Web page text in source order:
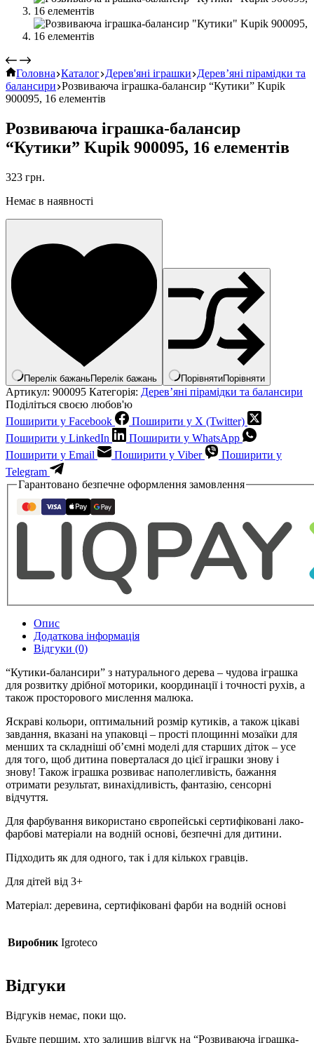
Головна Каталог Дерев'яні іграшки Дерев’яні пірамідки та
балансири Розвиваюча іграшка-балансир “Кутики” Kupik
900095, 16 елементів
Розвиваюча іграшка-балансир
“Кутики” Kupik 900095, 16 елементів
323 грн.
Немає в наявності
Перелік бажаньПерелік бажань ПорівнятиПорівняти
Артикул: 900095 Категорія: Дерев’яні пірамідки та балансири
Поділіться своєю любов'ю
Поширити у Facebook
Поширити у X (Twitter)
Поширити у LinkedIn
Поширити у WhatsApp
Поширити у Email
Поширити у Viber
Поширити у
Telegram
Гарантовано безпечне оформлення замовлення
Опис
Додаткова інформація
Відгуки (0)
“Кутики-балансири” з натурального дерева – чудова іграшка
для розвитку дрібної моторики, координації і точності рухів, а
також просторового мислення малюка.
Яскраві кольори, оптимальний розмір кутиків, а також цікаві
завдання, вказані на упаковці – прості площинні мозаїки для
менших та складніші об’ємні моделі для старших діток – усе
для того, щоб дитина поверталася до цієї іграшки знову і
знову! Також іграшка розвиває наполегливість, бажання
отримати результат, винахідливість, фантазію, сенсорні
відчуття.
Для фарбування використано європейські сертифіковані лако-
фарбові матеріали на водній основі, безпечні для дитини.
Підходить як для одного, так і для кількох гравців.
Для дітей від 3+
Матеріал: деревина, сертифіковані фарби на водній основі
Виробник Igroteco
Відгуки
Відгуків немає, поки що.
Будьте першим, хто залишив відгук на “Розвиваюча іграшка-